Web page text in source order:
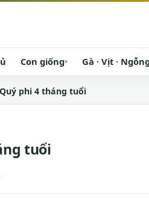
Con giống▾ Gà · Vịt ·
phi 4 tháng tuổi
tuổi